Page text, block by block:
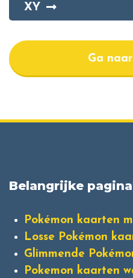
XY
Ga
Belangrijke
Pokémon kaarten
Losse Pokémon
Glimmende
Pokemon kaarten